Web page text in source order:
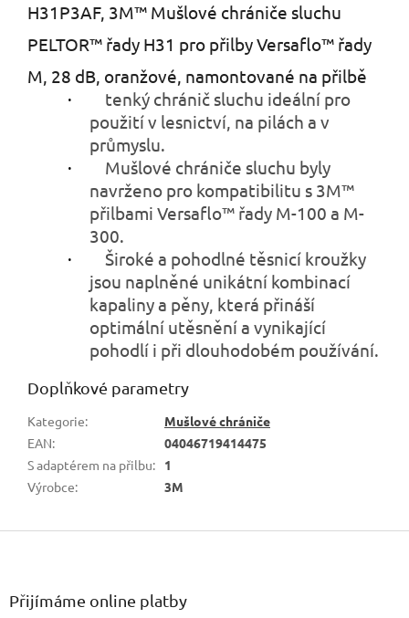
H31P3AF, 3M™ Mušlové chrániče sluchu
PELTOR™ řady H31 pro přilby Versaflo™ řady
M, 28 dB, oranžové, namontované na přilbě
·
tenký chránič sluchu ideální pro
použití v lesnictví, na pilách a v
průmyslu.
·
Mušlové chrániče sluchu byly
navrženo pro kompatibilitu s 3M™
přilbami Versaflo™ řady M-100 a M-
300.
·
Široké a pohodlné těsnicí kroužky
jsou naplněné unikátní kombinací
kapaliny a pěny, která přináší
optimální utěsnění a vynikající
pohodlí i při dlouhodobém používání.
Doplňkové parametry
Kategorie:
Mušlové chrániče
EAN:
04046719414475
S adaptérem na přilbu:
1
Výrobce: 3M
Přijímáme online platby